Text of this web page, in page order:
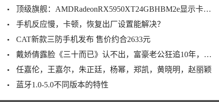
顶级旗舰：AMDRadeonRX5950XT24GBHBM2e显示卡参数曝光
手机反应慢，卡顿，恢复出厂设置能解决？
CAT新款三防手机发布 售价约合2633元
戴娇倩露脸《三十而已》认不出，富豪老公狂追10年，如今重返拍戏
任嘉伦，王嘉尔，朱正廷，杨幂，郑凯，黄晓明，赵丽颖
蓝牙1.0-5.0不同版本的特性